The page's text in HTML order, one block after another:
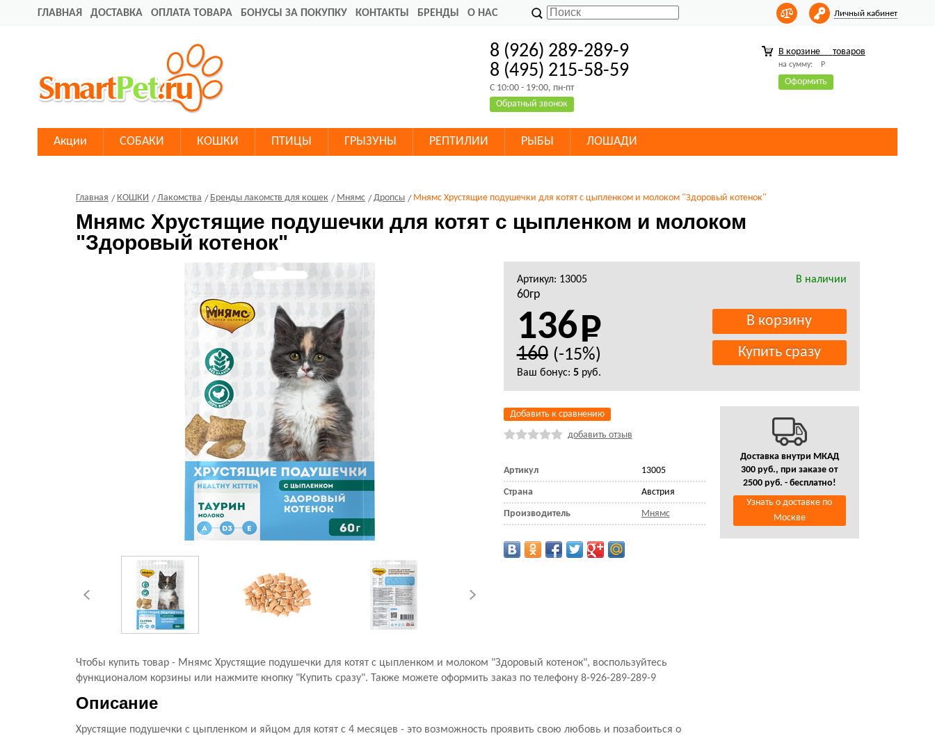
ГЛАВНАЯ ДОСТАВКА ОПЛАТА ТОВАРА БОНУСЫ ЗА ПОКУПКУ КОНТАКТЫ БРЕНДЫ О НАС Личный кабинет
8 (926) 289-289-9
8 (495) 215-58-59
C 10:00 - 19:00, пн-пт
Обратный звонок
В корзине товаров
на сумму: Р
Оформить
Акции СОБАКИ КОШКИ ПТИЦЫ ГРЫЗУНЫ РЕПТИЛИИ РЫБЫ ЛОШАДИ
Главная КОШКИ Лакомства Бренды лакомств для кошек Мнямс Дропсы Мнямс Хрустящие подушечки для котят с цыпленком и молоком "Здоровый котенок"
Мнямс Хрустящие подушечки для котят с цыпленком и молоком
"Здоровый котенок"
Артикул: 13005 В наличии
60гр
136
160 (-15%)
Ваш бонус: 5руб.
Добавить к сравнению
добавить отзыв
Артикул 13005
Страна Австрия
Производитель Мнямс
Чтобы купить товар - Мнямс Хрустящие подушечки для котят с цыпленком и молоком "Здоровый котенок", воспользуйтесь
функционалом корзины или нажмите кнопку "Купить сразу". Также можете оформить заказ по телефону 8-926-289-289-9
Описание
Хрустящие подушечки с цыпленком и яйцом для котят с 4 месяцев - это возможность проявить свою любовь и позабоиться о
Доставка внутри МКАД
300 руб., при заказе от
2500 руб. - бесплатно!
Узнать о доставке по
Москве